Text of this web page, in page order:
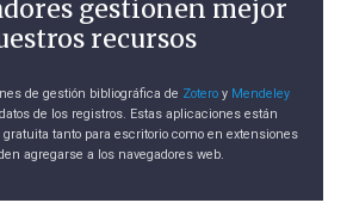
gestionen mejor
recursos
de gestión bibliográfica de Zoteroy Mendeley
de los registros. Estas aplicaciones están
tanto para escritorio como en extensiones
agregarse a los navegadores web.